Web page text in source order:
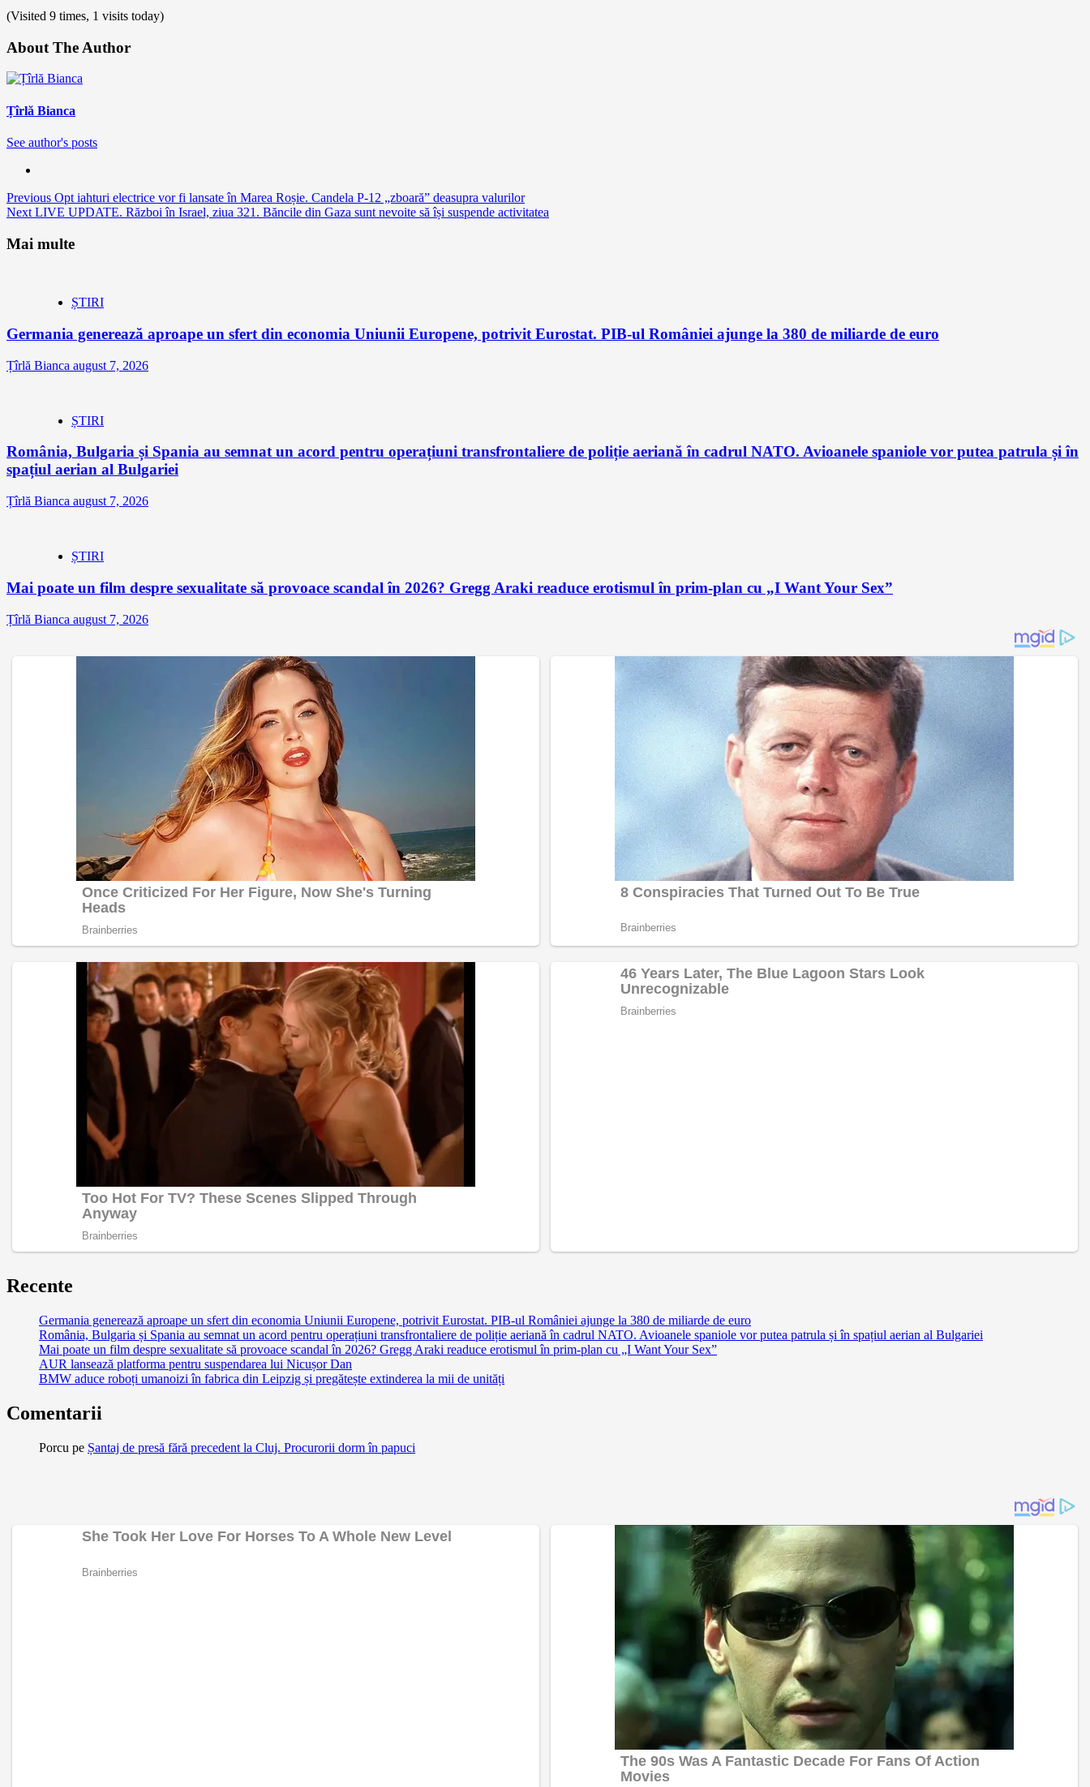
(Visited 9 times, 1 visits today)
About The Author
Țîrlă Bianca
See author's posts
Continue
Reading
Previous Opt iahturi electrice vor fi lansate în Marea Roșie. Candela P-12 „zboară” deasupra valurilor
Next LIVE UPDATE. Război în Israel, ziua 321. Băncile din Gaza sunt nevoite să își suspende activitatea
Mai multe
ȘTIRI
Germania generează aproape un sfert din economia Uniunii Europene, potrivit Eurostat. PIB-ul României ajunge la 380 de miliarde de euro
Țîrlă Bianca august 7, 2026
ȘTIRI
România, Bulgaria și Spania au semnat un acord pentru operațiuni transfrontaliere de poliție aeriană în cadrul NATO. Avioanele spaniole vor putea patrula și în
spațiul aerian al Bulgariei
Țîrlă Bianca august 7, 2026
ȘTIRI
Mai poate un film despre sexualitate să provoace scandal în 2026? Gregg Araki readuce erotismul în prim-plan cu „I Want Your Sex”
Țîrlă Bianca august 7, 2026
Recente
Germania generează aproape un sfert din economia Uniunii Europene, potrivit Eurostat. PIB-ul României ajunge la 380 de miliarde de euro
România, Bulgaria și Spania au semnat un acord pentru operațiuni transfrontaliere de poliție aeriană în cadrul NATO. Avioanele spaniole vor putea patrula și în spațiul aerian al Bulgariei
Mai poate un film despre sexualitate să provoace scandal în 2026? Gregg Araki readuce erotismul în prim-plan cu „I Want Your Sex”
AUR lansează platforma pentru suspendarea lui Nicușor Dan
BMW aduce roboți umanoizi în fabrica din Leipzig și pregătește extinderea la mii de unități
Comentarii
Porcu pe Șantaj de presă fără precedent la Cluj. Procurorii dorm în papuci